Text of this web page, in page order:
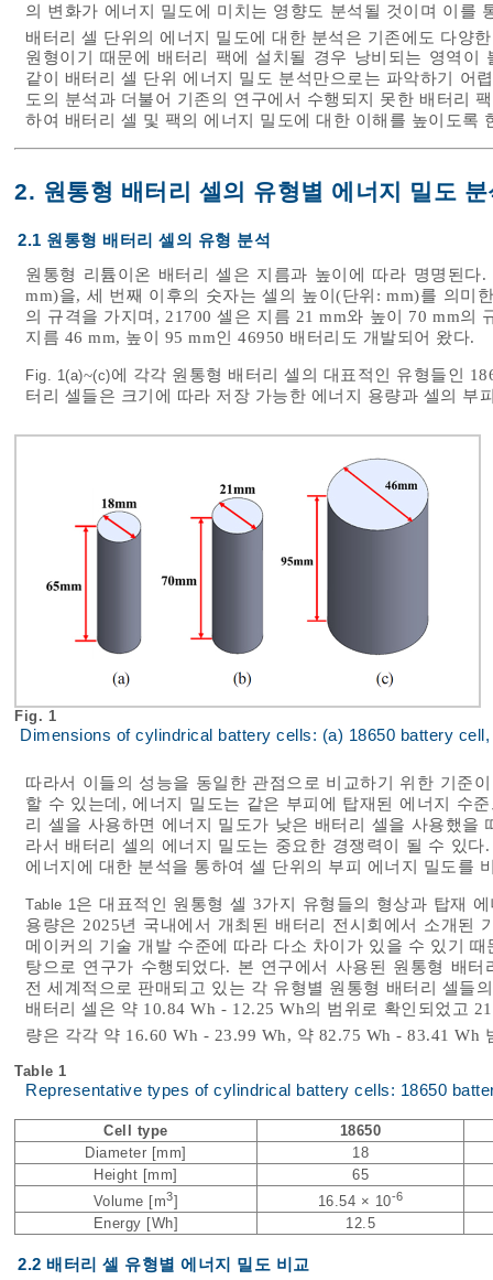
의 변화가 에너지 밀도에 미치는 영향도 분석될 것이며 이를
배터리 셀 단위의 에너지 밀도에 대한 분석은 기존에도 다양
원형이기 때문에 배터리 팩에 설치될 경우 낭비되는 영역이
같이 배터리 셀 단위 에너지 밀도 분석만으로는 파악하기 어
도의 분석과 더불어 기존의 연구에서 수행되지 못한 배터리
하여 배터리 셀 및 팩의 에너지 밀도에 대한 이해를 높이도록
2. 원통형 배터리 셀의 유형별 에너지 밀도 분
2.1 원통형 배터리 셀의 유형 분석
원통형 리튬이온 배터리 셀은 지름과 높이에 따라 명명된
mm)을, 세 번째 이후의 숫자는 셀의 높이(단위: mm)를 의미
의 규격을 가지며, 21700 셀은 지름 21 mm와 높이 70 mm의
지름 46 mm, 높이 95 mm인 46950 배터리도 개발되어 왔다.
Fig. 1(a)~(c)에 각각 원통형 배터리 셀의 대표적인 유형들인
터리 셀들은 크기에 따라 저장 가능한 에너지 용량과 셀의 부
Fig. 1
Dimensions of cylindrical battery cells: (a) 18650 battery
따라서 이들의 성능을 동일한 관점으로 비교하기 위한 기준
할 수 있는데, 에너지 밀도는 같은 부피에 탑재된 에너지 수
리 셀을 사용하면 에너지 밀도가 낮은 배터리 셀을 사용했을
라서 배터리 셀의 에너지 밀도는 중요한 경쟁력이 될 수 있
에너지에 대한 분석을 통하여 셀 단위의 부피 에너지 밀도를
Table 1은 대표적인 원통형 셀 3가지 유형들의 형상과 탑재
용량은 2025년 국내에서 개최된 배터리 전시회에서 소개된
메이커의 기술 개발 수준에 따라 다소 차이가 있을 수 있기
탕으로 연구가 수행되었다. 본 연구에서 사용된 원통형 배
전 세계적으로 판매되고 있는 각 유형별 원통형 배터리 셀들
배터리 셀은 약 10.84 Wh - 12.25 Wh의 범위로 확인되었고
량은 각각 약 16.60 Wh - 23.99 Wh, 약 82.75 Wh - 83.41 Wh
Table 1
Representative types of cylindrical battery cells: 18650
Cell type
18650
Diameter [mm]
18
Height [mm]
65
Volume [m3 16.54 × 10-6
Energy [Wh] 12.5
2.2 배터리 셀 유형별 에너지 밀도 비교